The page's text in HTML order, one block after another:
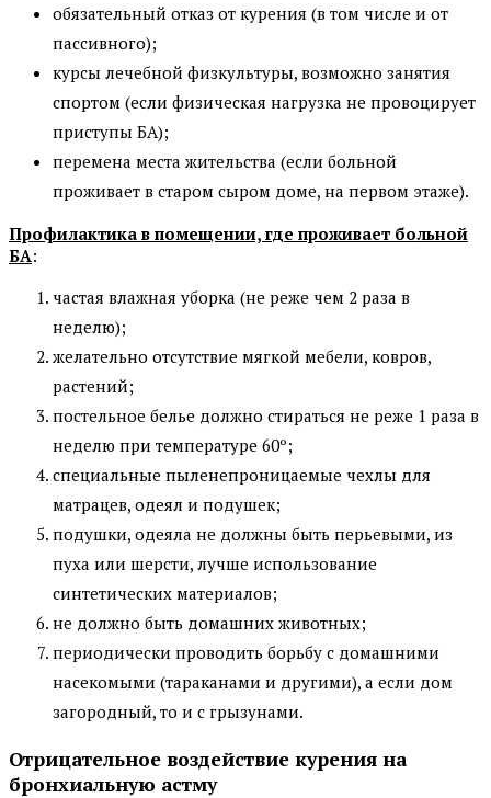
обязательный отказ от курения (в том числе и от
пассивного);
курсы лечебной физкультуры, возможно занятия
спортом (если физическая нагрузка не провоцирует
приступы БА);
перемена места жительства (если больной
проживает в старом сыром доме, на первом этаже).
Профилактика в помещении, где проживает больной
БА:
частая влажная уборка (не реже чем 2 раза в
неделю);
желательно отсутствие мягкой мебели, ковров,
растений;
постельное белье должно стираться не реже 1 раза в
неделю при температуре 60º;
специальные пыленепроницаемые чехлы для
матрацев, одеял и подушек;
подушки, одеяла не должны быть перьевыми, из
пуха или шерсти, лучше использование
синтетических материалов;
не должно быть домашних животных;
периодически проводить борьбу с домашними
насекомыми (тараканами и другими), а если дом
загородный, то и с грызунами.
Отрицательное воздействие курения на
бронхиальную астму